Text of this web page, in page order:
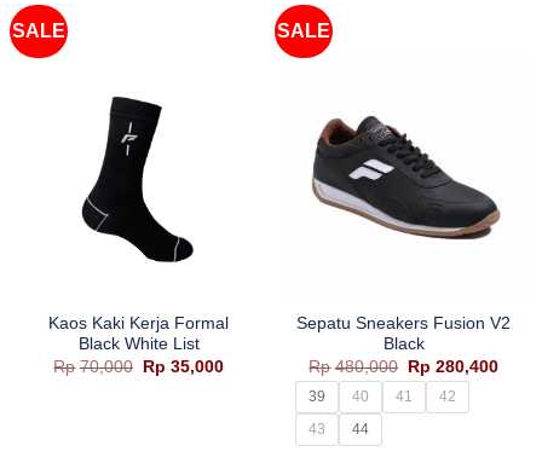
Rp35,000.
SALE
Kaos Kaki Kerja Formal
Black White List
Rp 70,000
Harga
aslinya
Rp 35,000Harga
SALE
Sepatu Sneakers Fusion V2
Black
Rp 480,000
Harga
aslinya
adalah:
Rp480,000.
Rp 280,400
39 40 41
42
43
44